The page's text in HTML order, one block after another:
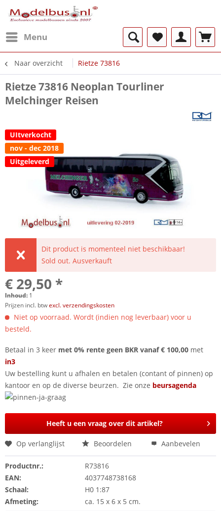
Menu
Naar overzicht Rietze 73816
Rietze 73816 Neoplan Tourliner
Melchinger Reisen
UItverkocht
nov - dec 2018
Uitgeleverd
Dit product is momenteel niet beschikbaar!
Sold out. Ausverkauft
€ 29,50 *
Inhoud: 1
Prijzen incl. btwexcl. verzendingskosten
Niet op voorraad. Wordt (indien nog leverbaar) voor u
besteld.
Betaal in 3 keer met 0% rente geen BKR vanaf € 100,00 met
in3
Uw bestelling kunt u afhalen en betalen (contant of pinnen) op
kantoor en op de diverse beurzen. Zie onze beursagenda
Heeft u een vraag over dit artikel?
Op verlanglijst Beoordelen Aanbevelen
Productnr.:
R73816
EAN:
4037748738168
Schaal:
H0 1:87
Afmeting:
ca. 15 x 6 x 5 cm.